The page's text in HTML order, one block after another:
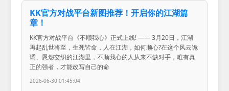
KK官方对战平台新图推荐！开启你的江湖篇
章！
KK官方对战平台《不顺我心》正式上线! —— 3月20日，江湖
再起乱世将至，生死皆命，人在江湖，如何顺心?在这个风云诡
谲、恩怨交织的江湖里，不顺我心的人从来不缺对手，唯有真
正的强者，才能改写自己的命
2026-06-30 01:45:04